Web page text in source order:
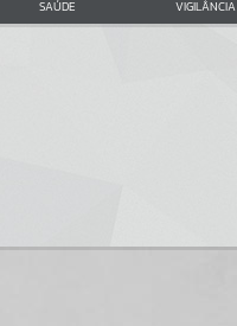
SAÚDE VIGILÂNCIA